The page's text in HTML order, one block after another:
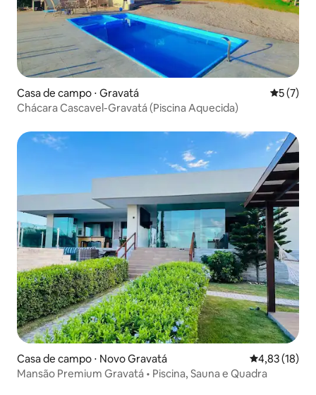
Casa de campo ⋅ Gravatá 5 de
5 (7)
Chácara Cascavel-Gravatá (Piscina Aquecida)
Casa de campo ⋅ Novo Gravatá 4,83 de uma
4,83 (18)
Mansão Premium Gravatá • Piscina, Sauna e Quadra